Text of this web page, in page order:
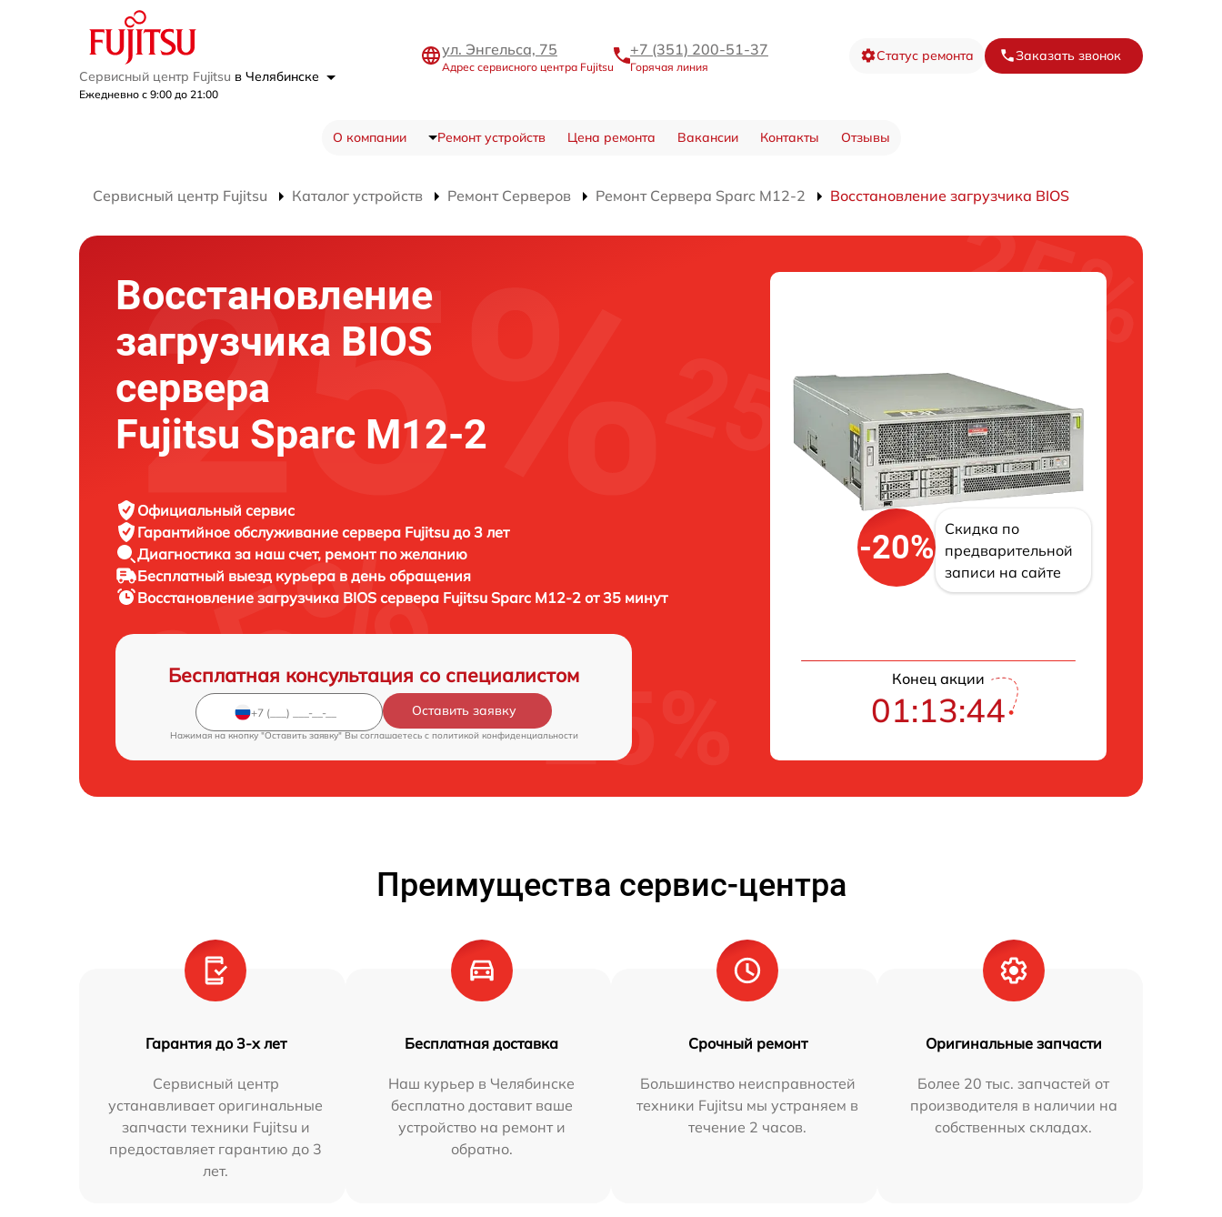
Сервисный центр Fujitsu в Челябинске
Ежедневно с 9:00 до 21:00
ул. Энгельса, 75
Адрес сервисного центра Fujitsu
+7 (351) 200-51-37
Горячая линия
Статус ремонта Заказать звонок
О компании Ремонт устройств Цена ремонта Вакансии Контакты Отзывы
Сервисный центр Fujitsu Каталог устройств Ремонт Серверов Ремонт Сервера Sparc M12-2 Восстановление загрузчика BIOS
Восстановление
загрузчика BIOS
сервера
Fujitsu Sparc M12-2
Официальный сервис
Гарантийное обслуживание сервера Fujitsu до 3 лет
Диагностика за наш счет, ремонт по желанию
Бесплатный выезд курьера в день обращения
Восстановление загрузчика BIOS сервера Fujitsu Sparc M12-2 от 35 минут
Бесплатная консультация со специалистом
Оставить заявку
Нажимая на кнопку "Оставить заявку" Вы соглашаетесь c политикой конфиденциальности
-20%
Скидка по
предварительной
записи на сайте
Конец акции
01:13:43
Преимущества сервис-центра
Гарантия до 3-х лет
Сервисный центр
устанавливает оригинальные
запчасти техники Fujitsu и
предоставляет гарантию до 3
лет.
Бесплатная доставка
Наш курьер в Челябинске
бесплатно доставит ваше
устройство на ремонт и
обратно.
Срочный ремонт
Большинство неисправностей
техники Fujitsu мы устраняем в
течение 2 часов.
Оригинальные запчасти
Более 20 тыс. запчастей от
производителя в наличии на
собственных складах.